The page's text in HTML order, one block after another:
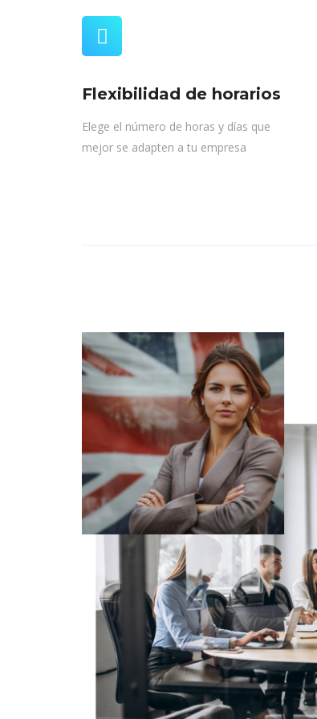
Flexibilidad de horarios
Elege el número de horas y días que
mejor se adapten a tu empresa